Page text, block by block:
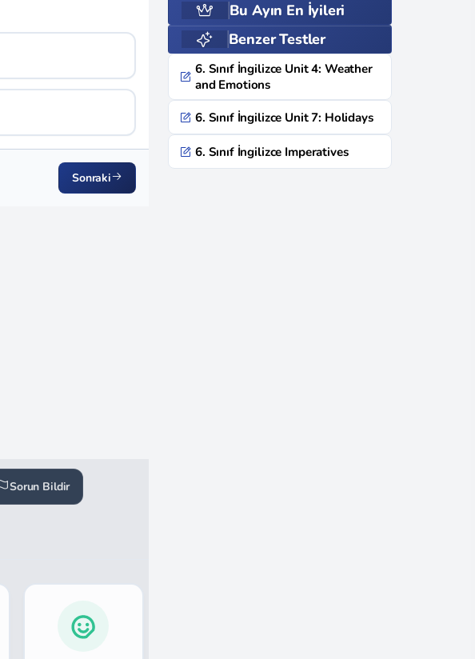
Sonraki
Sorun Bildir
Bu Ayın En İyileri
Benzer Testler
6. Sınıf İngilizce Unit 4: Weather
and Emotions
6. Sınıf İngilizce Unit 7: Holidays
6. Sınıf İngilizce Imperatives